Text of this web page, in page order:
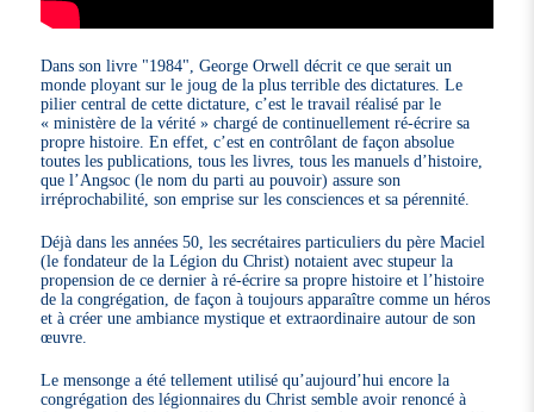
Dans son livre "1984", George Orwell décrit ce que serait un
monde ployant sur le joug de la plus terrible des dictatures. Le
pilier central de cette dictature, c’est le travail réalisé par le
« ministère de la vérité » chargé de continuellement ré-écrire sa
propre histoire. En effet, c’est en contrôlant de façon absolue
toutes les publications, tous les livres, tous les manuels d’histoire,
que l’Angsoc (le nom du parti au pouvoir) assure son
irréprochabilité, son emprise sur les consciences et sa pérennité.
Déjà dans les années 50, les secrétaires particuliers du père Maciel
(le fondateur de la Légion du Christ) notaient avec stupeur la
propension de ce dernier à ré-écrire sa propre histoire et l’histoire
de la congrégation, de façon à toujours apparaître comme un héros
et à créer une ambiance mystique et extraordinaire autour de son
œuvre.
Le mensonge a été tellement utilisé qu’aujourd’hui encore la
congrégation des légionnaires du Christ semble avoir renoncé à